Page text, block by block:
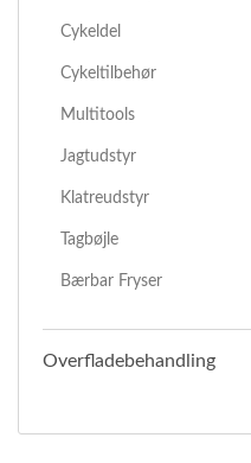
Cykeldel
Cykeltilbehør
Multitools
Jagtudstyr
Klatreudstyr
Tagbøjle
Bærbar Fryser
Overfladebehandling